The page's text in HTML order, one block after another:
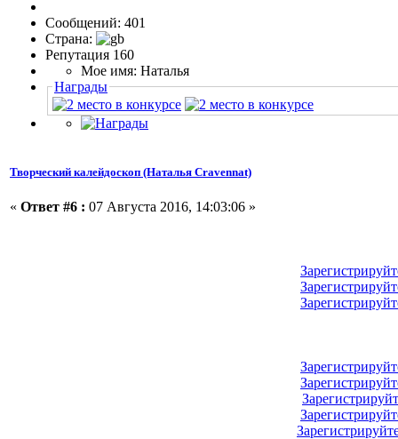
Сообщений: 401
Страна:
Репутация 160
Мое имя: Наталья
Награды
Творческий калейдоскоп (Наталья Cravennat)
« Ответ #6 : 07 Августа 2016, 14:03:06 »